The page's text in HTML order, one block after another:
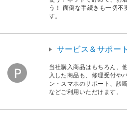
う！ 面倒な手続きも一切不
す。
サービス＆サポート
当社購入商品はもちろん、
入した商品も、修理受付や
ン・スマホのサポート、診
などご利用いただけます。